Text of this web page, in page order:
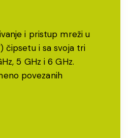
i pristup mreži u
čipsetu i sa svoja tri
5 GHz i 6 GHz.
povezanih